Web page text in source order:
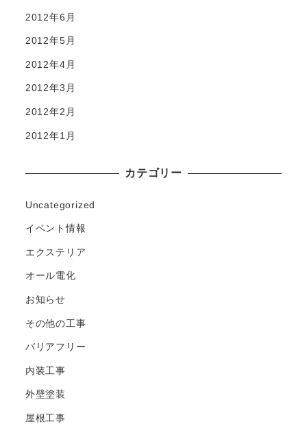
2012年6月
2012年5月
2012年4月
2012年3月
2012年2月
2012年1月
カテゴリー
Uncategorized
イベント情報
エクステリア
オール電化
お知らせ
その他の工事
バリアフリー
内装工事
外壁塗装
屋根工事